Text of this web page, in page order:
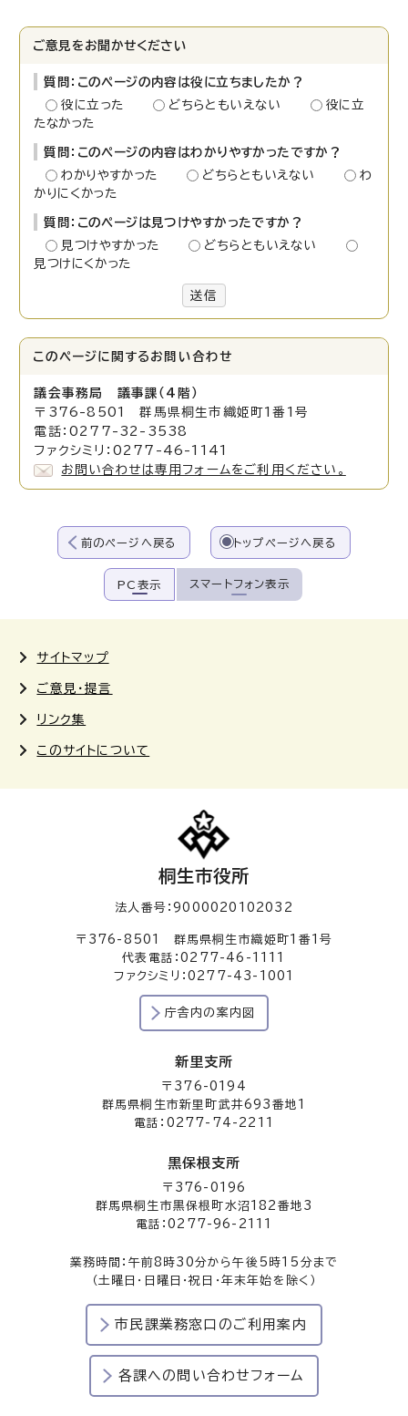
ご意見をお聞かせください
質問：このページの内容は役に立ちましたか？
役に立った
どちらともいえない
役に立
たなかった
質問：このページの内容はわかりやすかったですか？
わかりやすかった
どちらともいえない
わ
かりにくかった
質問：このページは見つけやすかったですか？
見つけやすかった
どちらともいえない
見つけにくかった
送信
このページに関する お問い合わせ
議会事務局 議事課（4階）
〒376-8501 群馬県桐生市織姫町1番1号
電話：0277-32-3538
ファクシミリ：0277-46-1141
お問い合わせは専用フォームをご利用ください。
前のページへ戻る トップページへ戻る
PC表示 スマートフォン表示
サイトマップ
ご意見・提言
リンク集
このサイトについて
桐生市役所
法人番号：9000020102032
〒376-8501 群馬県桐生市織姫町1番1号
代表電話：0277-46-1111
ファクシミリ：0277-43-1001
庁舎内の案内図
新里支所
〒376-0194
群馬県桐生市新里町武井693番地1
電話：0277-74-2211
黒保根支所
〒376-0196
群馬県桐生市黒保根町水沼182番地3
電話：0277-96-2111
業務時間：午前8時30分から午後5時15分まで
（土曜日・日曜日・祝日・年末年始を除く）
市民課業務窓口のご利用案内
各課への問い合わせフォーム